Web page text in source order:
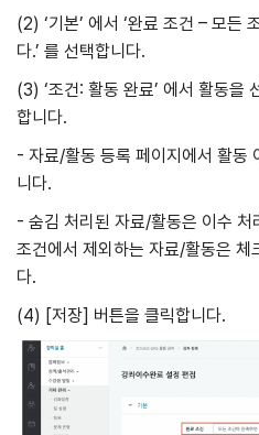
(2) ‘기본’ 에서 ‘완료 조건 – 모든
다.’ 를 선택합니다.
(3) ‘조건: 활동 완료’ 에서 활동을
합니다.
- 자료/활동 등록 페이지에서 활동
니다.
- 숨김 처리된 자료/활동은 이수 처
조건에서 제외하는 자료/활동은 체
다.
(4) [저장] 버튼을 클릭합니다.